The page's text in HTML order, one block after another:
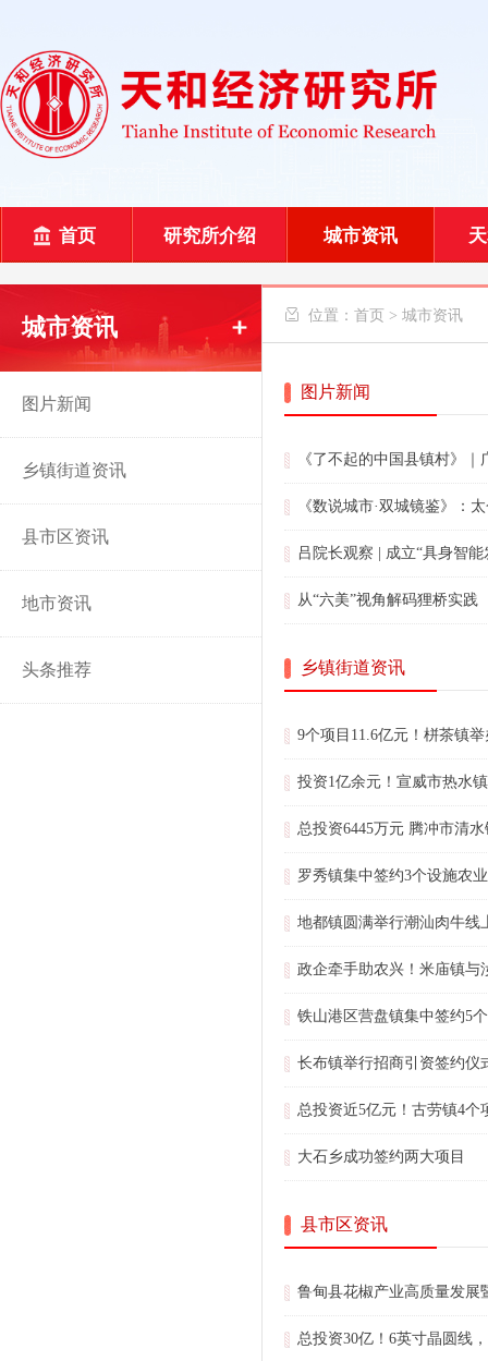
首页 研究所介绍 城市资讯
城市资讯
图片新闻
乡镇街道资讯
县市区资讯
地市资讯
头条推荐
 位置： 首页 > 城市资讯
图片新闻
《了不起的中国县镇村》
《数说城市·双城镜鉴》：
吕院长观察 | 成立“具身智
从“六美”视角解码狸桥实践
乡镇街道资讯
9个项目11.6亿元！栟茶镇
投资1亿余元！宣威市热水
总投资6445万元 腾冲市清
罗秀镇集中签约3个设施农
地都镇圆满举行潮汕肉牛线
政企牵手助农兴！米庙镇与
铁山港区营盘镇集中签约5
长布镇举行招商引资签约仪
总投资近5亿元！古劳镇4个
大石乡成功签约两大项目
县市区资讯
鲁甸县花椒产业高质量发展
总投资30亿！6英寸晶圆线